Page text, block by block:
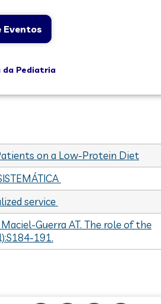
Eventos
da Pediatria
on a Low-Protein Diet
service
Guerra AT. The role of the
191.